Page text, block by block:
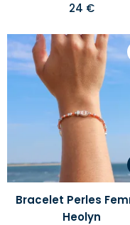
24 €
Bracelet Perles
Heolyn